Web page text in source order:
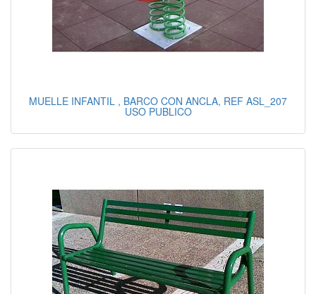
MUELLE INFANTIL , BARCO CON ANCLA, REF ASL_207
USO PUBLICO